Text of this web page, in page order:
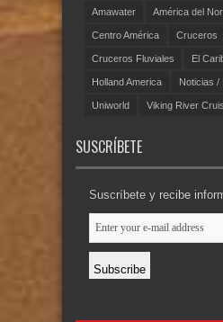
Amawater América del
Centro América Cruceros
Cruceros Fluviales El
Holland America Noticias /
Uniworld Viking River
SUSCRÍBETE
Suscríbete y recibe